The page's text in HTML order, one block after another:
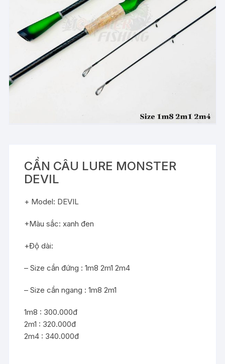
CẦN CÂU LURE MONSTER
DEVIL
+ Model: DEVIL
+Màu sắc: xanh đen
+Độ dài:
– Size cần đứng : 1m8 2m1 2m4
– Size cần ngang : 1m8 2m1
1m8 : 300.000đ
2m1 : 320.000đ
2m4 : 340.000đ